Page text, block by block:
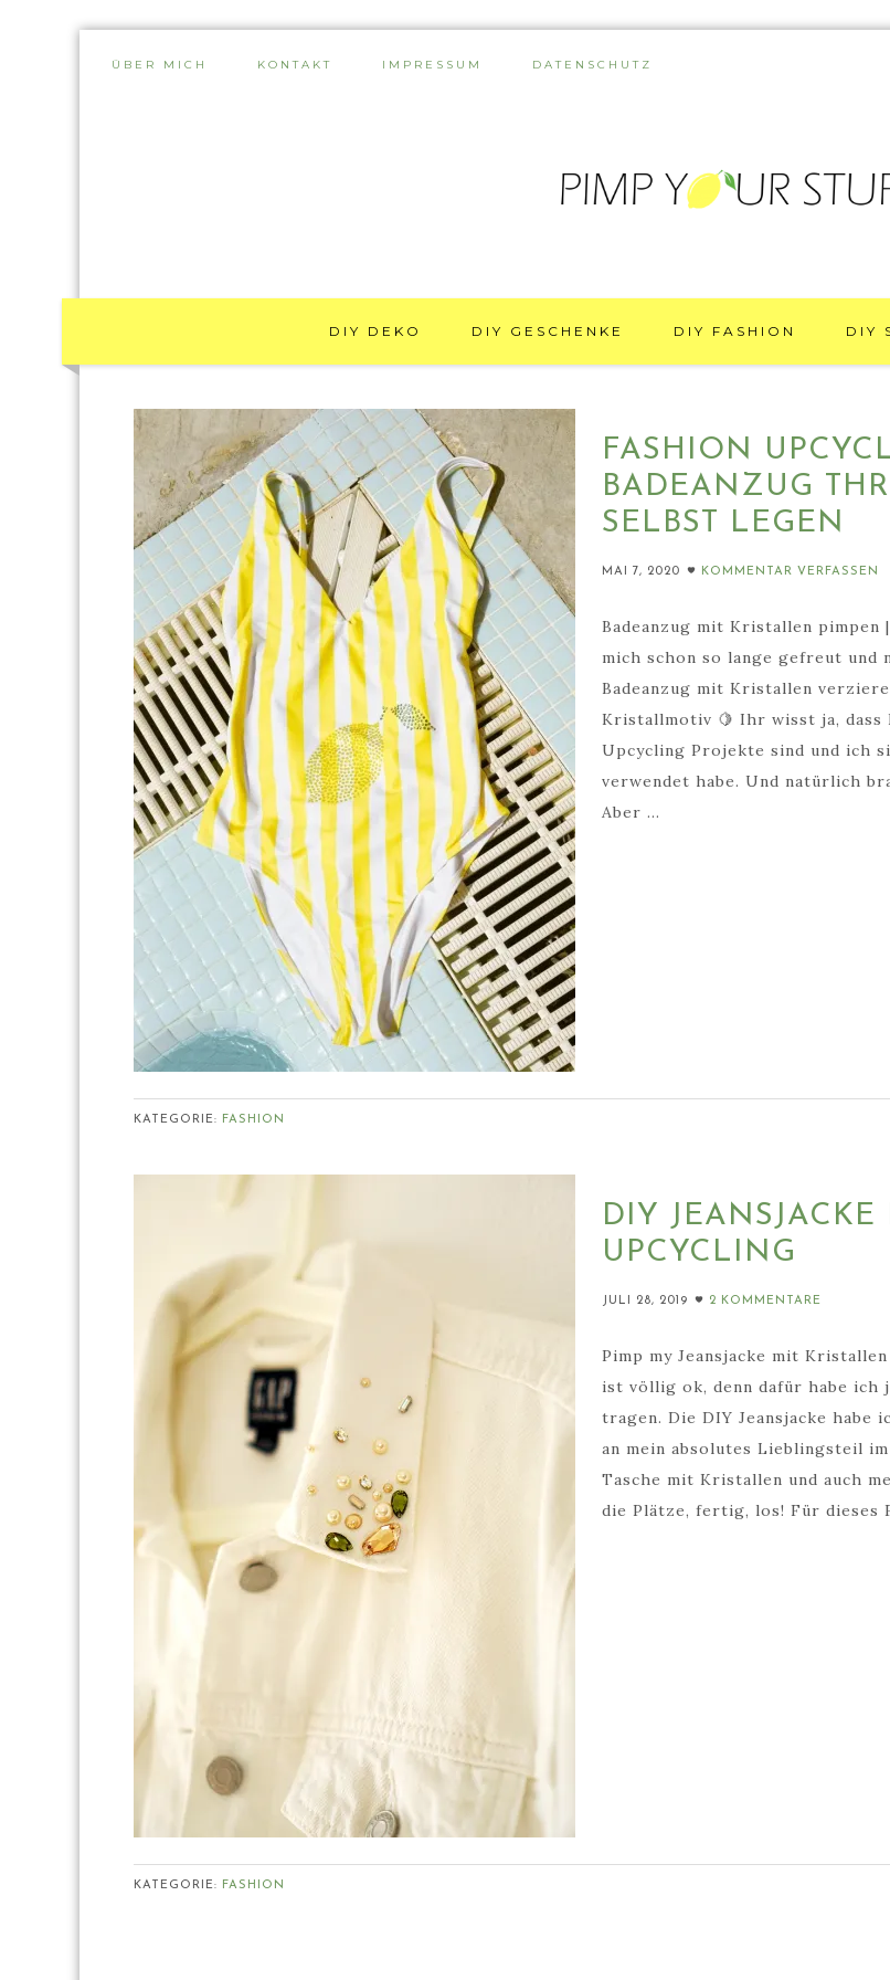
ÜBER MICH KONTAKT IMPRESSUM DATENSCHUTZ
DIY DEKO DIY GESCHENKE DIY FASHION DIY
FASHION
BADEANZUG
SELBST LEGEN
MAI 7, 2020 KOMMENTAR VERFASSEN
Badeanzug mit Kristallen pimpen
mich schon so lange gefreut und
Badeanzug mit Kristallen
Kristallmotiv 🍋 Ihr wisst ja,
Upcycling Projekte sind und ich
verwendet habe. Und natürlich
Aber ...
KATEGORIE: FASHION
DIY
UPCYCLING
JULI 28, 2019 2 KOMMENTARE
Pimp my Jeansjacke mit
ist völlig ok, denn dafür habe ich
tragen. Die DIY Jeansjacke habe
an mein absolutes Lieblingsteil
Tasche mit Kristallen und auch
die Plätze, fertig, los! Für dieses
KATEGORIE: FASHION